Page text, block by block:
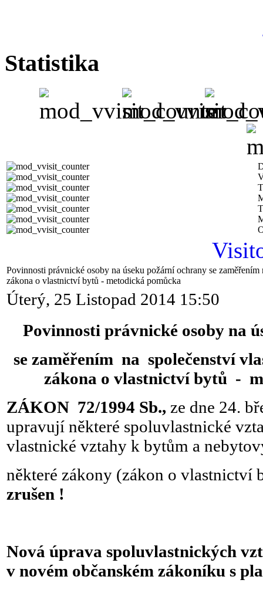
Statistika
Povinnosti právnické osoby na úseku požární ochrany se
zákona o vlastnictví bytů - metodická pomůcka
Úterý, 25 Listopad 2014 15:50
Povinnosti právnické osoby na
se zaměřením na společenství
zákona o vlastnictví bytů -
ZÁKON 72/1994 Sb., ze dne 24.
upravují některé spoluvlastnické
vlastnické vztahy k bytům a
některé zákony (zákon o vlastnictví
zrušen !
Nová úprava spoluvlastnických
v novém občanském zákoníku s